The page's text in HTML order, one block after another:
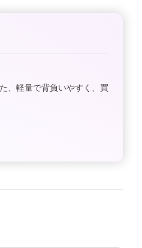
、軽量で背負いやすく、買